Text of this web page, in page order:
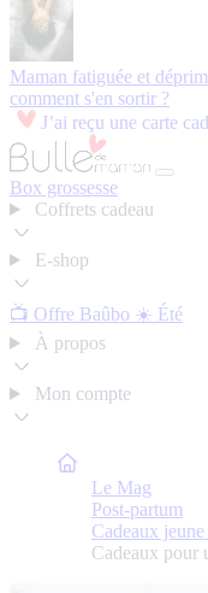
Maman fatiguée et
comment s'en sortir ?
J’ai reçu une carte
Box grossesse
Coffrets cadeau
E-shop
📺 Offre Baûbo ☀️ Été
À propos
Mon compte
Bulle de Maman
Le Mag
Post-partum
Cadeaux
Cadeaux pour